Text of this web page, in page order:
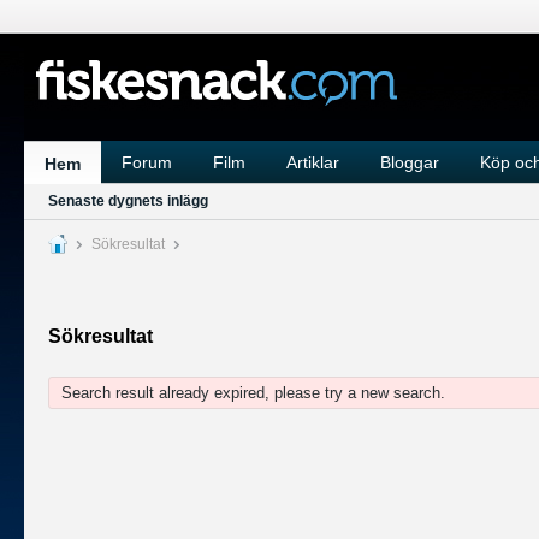
Hem Forum Film Artiklar Bloggar Köp
Senaste dygnets inlägg
Sökresultat
Sökresultat
Search result already expired, please try a new search.